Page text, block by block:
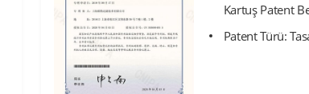
Kartuş Patent
Patent Türü: